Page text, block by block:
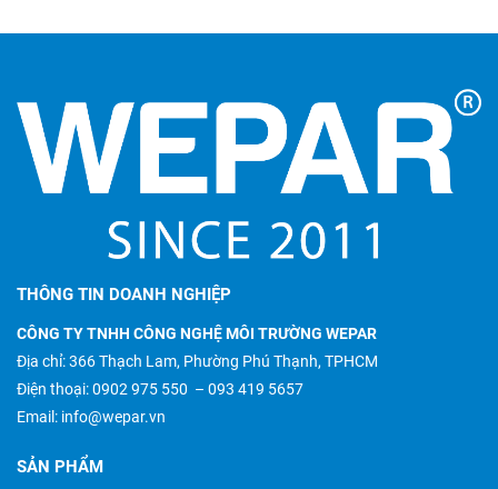
THÔNG TIN DOANH NGHIỆP
CÔNG TY TNHH CÔNG NGHỆ MÔI TRƯỜNG WEPAR
Địa chỉ: 366 Thạch Lam, Phường Phú Thạnh, TPHCM
Điện thoại:0902 975 550 – 093 419 5657
Email: info@wepar.vn
SẢN PHẨM